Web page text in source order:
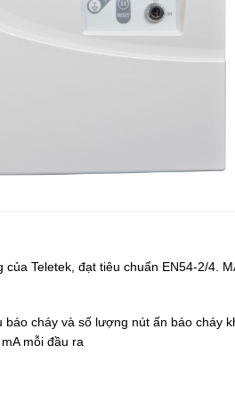
Teletek, đạt tiêu chuẩn EN54-2/4.
cháy và số lượng nút ấn báo cháy
mỗi đầu ra